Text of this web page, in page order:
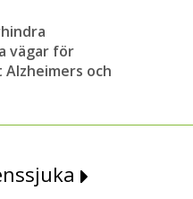
vägar för
och